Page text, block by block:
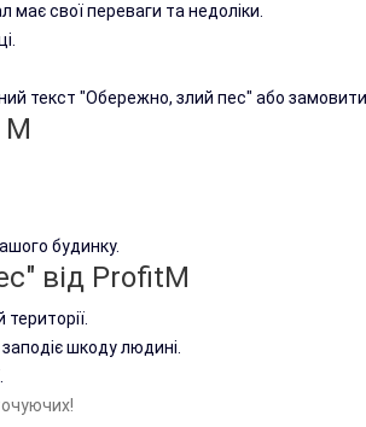
Обережно злий пес
атмосферних чинників.Встановлюють
собаки породи англійський бульдог, з
Розмір таблички: 200х200мм.
+
свої переваги та недоліки.
текст "Обережно, злий пес" або замовити
будинку.
від ProfitM
шкоду людині.